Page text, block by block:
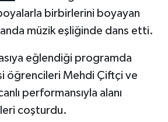
birbirlerini boyayan
müzik eşliğinde dans etti.
eğlendiği programda
öğrencileri Mehdi Çiftçi ve
performansıyla alanı
coşturdu.